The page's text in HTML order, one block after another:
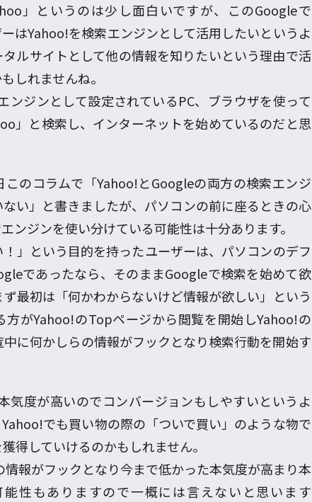
」というのは少し面白いですが、このGoogleで
はYahoo!を検索エンジンとして活用したいというよ
ルサイトとして他の情報を知りたいという理由で活
しれませんね。
ンジンとして設定されているPC、ブラウザを使って
」と検索し、インターネットを始めているのだと思
のコラムで「Yahoo!とGoogleの両方の検索エンジ
い」と書きましたが、パソコンの前に座るときの心
ンジンを使い分けている可能性は十分あります。
」という目的を持ったユーザーは、パソコンのデフ
であったなら、そのままGoogleで検索を始めて欲
最初は「何かわからないけど情報が欲しい」という
方がYahoo!のTopページから閲覧を開始しYahoo!の
に何かしらの情報がフックとなり検索行動を開始す
気度が高いのでコンバージョンもしやすいというよ
でも買い物の際の「ついで買い」のような物で
得していけるのかもしれません。
報がフックとなり今まで低かった本気度が高まり本
性もありますので一概には言えないと思います